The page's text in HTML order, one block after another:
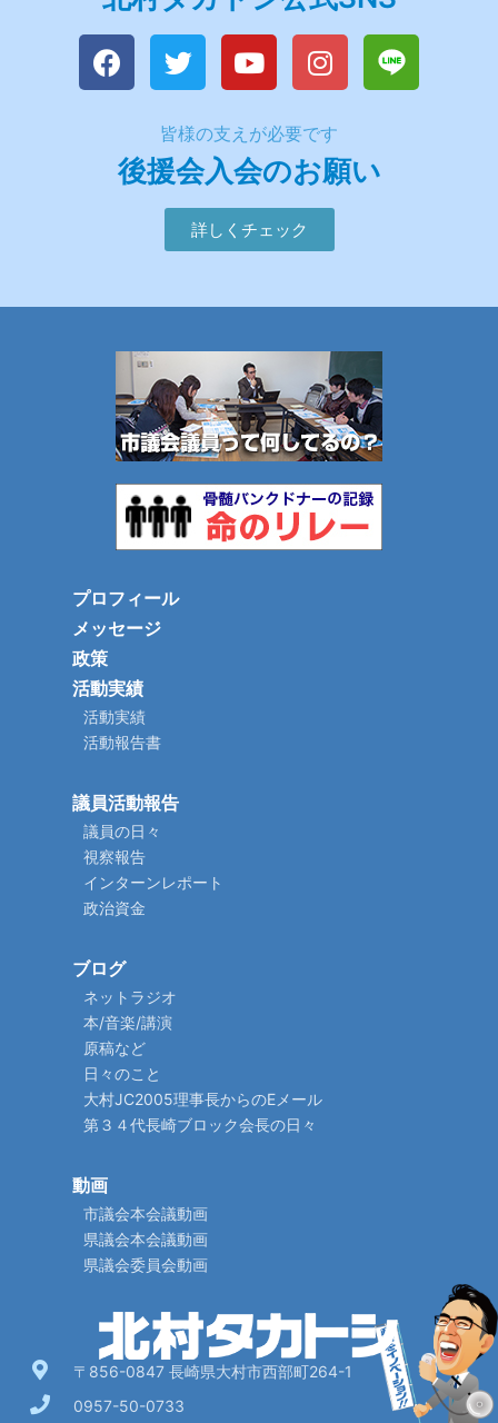
後援会入会のお願い
皆様の支えが必要です
詳しくチェック
プロフィール
メッセージ
政策
活動実績
活動実績
活動報告書
議員活動報告
議員の日々
視察報告
インターンレポート
政治資金
ブログ
ネットラジオ
本/音楽/講演
原稿など
日々のこと
大村JC2005理事長からのEメール
第３４代長崎ブロック会長の日々
動画
市議会本会議動画
県議会本会議動画
県議会委員会動画
〒856-0847 長崎県大村市西部町264-1
0957-50-0733